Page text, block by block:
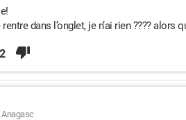
dans l’onglet, je n’ai rien ???? alors
2
Anagasc